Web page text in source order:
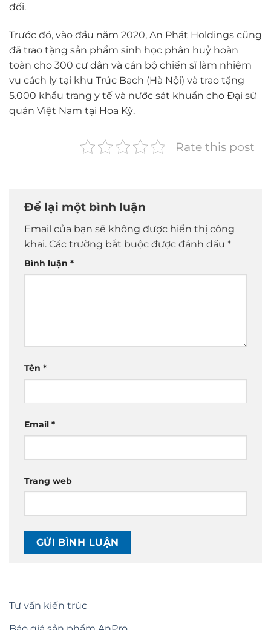
Tư vấn kiến trúc
đối.
Trước đó, vào đầu năm 2020, An Phát Holdings cũng
đã trao tặng sản phẩm sinh học phân huỷ hoàn
toàn cho 300 cư dân và cán bộ chiến sĩ làm nhiệm
vụ cách ly tại khu Trúc Bạch (Hà Nội) và trao tặng
5.000 khẩu trang y tế và nước sát khuẩn cho Đại sứ
quán Việt Nam tại Hoa Kỳ.
Rate this post
Để lại một bình luận
Email của bạn sẽ không được hiển thị công
khai. Các trường bắt buộc được đánh dấu *
Bình luận *
Tên *
Email *
Trang web